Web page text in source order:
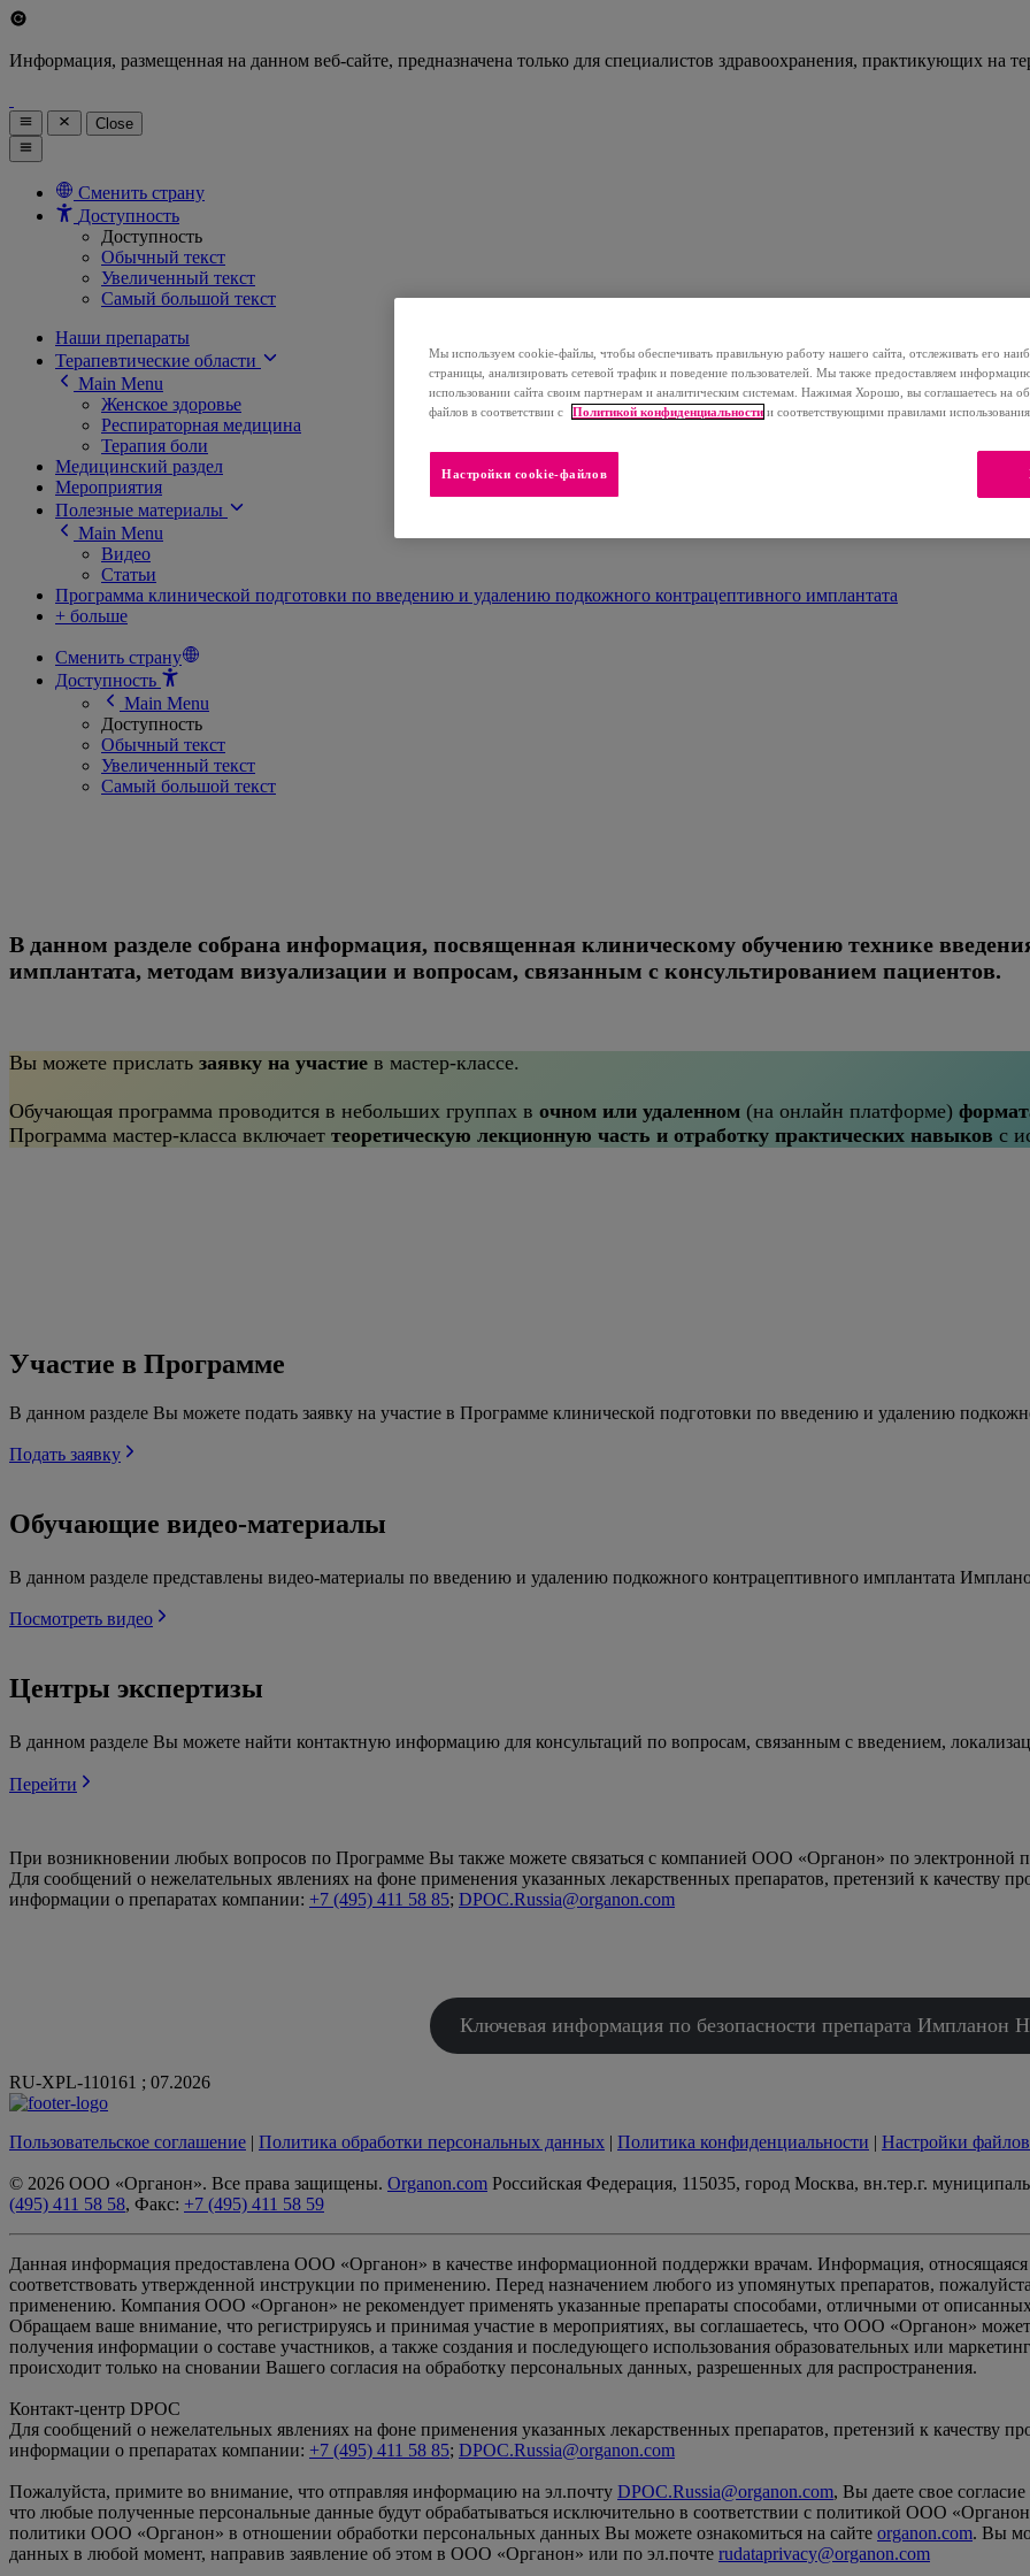
Информация, размещенная на данном веб-сайте, предназначена только для специалистов здравоохранения, практикующих на
Close
Сменить страну
Доступность
Доступность
Обычный текст
Увеличенный текст
Самый большой текст
Наши препараты
Терапевтические области
Main Menu
Женское здоровье
Респираторная медицина
Терапия боли
Медицинский раздел
Мероприятия
Полезные материалы
Main Menu
Видео
Статьи
Программа клинической подготовки по введению и удалению подкожного контрацептивного имплантата
+ больше
Сменить страну
Доступность
Main Menu
Доступность
Обычный текст
Увеличенный текст
Самый большой текст
В данном разделе собрана информация, посвященная клиническому обучению технике
имплантата, методам визуализации и вопросам, связанным с консультированием пациентов.
Вы можете прислать заявку на участие в мастер-классе.
Обучающая программа проводится в небольших группах в очном или удаленном (на онлайн платформе)
Программа мастер-класса включает теоретическую лекционную часть и отработку практических навыков с
Участие в Программе
В данном разделе Вы можете подать заявку на участие в Программе клинической подготовки по введению и удалению
Подать заявку
Обучающие видео-материалы
В данном разделе представлены видео-материалы по введению и удалению подкожного контрацептивного имплантата
Посмотреть видео
Центры экспертизы
В данном разделе Вы можете найти контактную информацию для консультаций по вопросам, связанным с введением,
Перейти
При возникновении любых вопросов по Программе Вы также можете связаться с компанией ООО «Органон» по электронной
Для сообщений о нежелательных явлениях на фоне применения указанных лекарственных препаратов, претензий к качеству
информации о препаратах компании: +7 (495) 411 58 85; DPOC.Russia@organon.com
Ключевая информация по безопасности препарата Импланон
RU-XPL-110161 ; 07.2026
Пользовательское соглашение | Политика обработки персональных данных | Политика конфиденциальности | Настройки
© 2026 ООО «Органон». Все права защищены. Organon.com Российская Федерация, 115035, город Москва, вн.тер.г.
(495) 411 58 58, Факс: +7 (495) 411 58 59
Данная информация предоставлена ООО «Органон» в качестве информационной поддержки врачам. Информация,
соответствовать утвержденной инструкции по применению. Перед назначением любого из упомянутых препаратов,
применению. Компания ООО «Органон» не рекомендует применять указанные препараты способами, отличными от
Обращаем ваше внимание, что регистрируясь и принимая участие в мероприятиях, вы соглашаетесь, что ООО «Органон»
получения информации о составе участников, а также создания и последующего использования образовательных или
происходит только на сновании Вашего согласия на обработку персональных данных, разрешенных для распространения.
Контакт-центр DPOC
Для сообщений о нежелательных явлениях на фоне применения указанных лекарственных препаратов, претензий к качеству
информации о препаратах компании: +7 (495) 411 58 85; DPOC.Russia@organon.com
Пожалуйста, примите во внимание, что отправляя информацию на эл.почту DPOC.Russia@organon.com, Вы даете свое
что любые полученные персональные данные будут обрабатываться исключительно в соответствии с политикой ООО
политики ООО «Органон» в отношении обработки персональных данных Вы можете ознакомиться на сайте organon.com. Вы
данных в любой момент, направив заявление об этом в ООО «Органон» или по эл.почте rudataprivacy@organon.com
Мы используем cookie-файлы, чтобы обеспечивать правильную работу нашего сайта, отслеживать его
страницы, анализировать сетевой трафик и поведение пользователей. Мы также предоставляем
использовании сайта своим партнерам и аналитическим системам. Нажимая Хорошо, вы соглашаетесь на
файлов в соответствии с
Политикой конфиденциальности и соответствующими правилами использования
Настройки cookie-файлов